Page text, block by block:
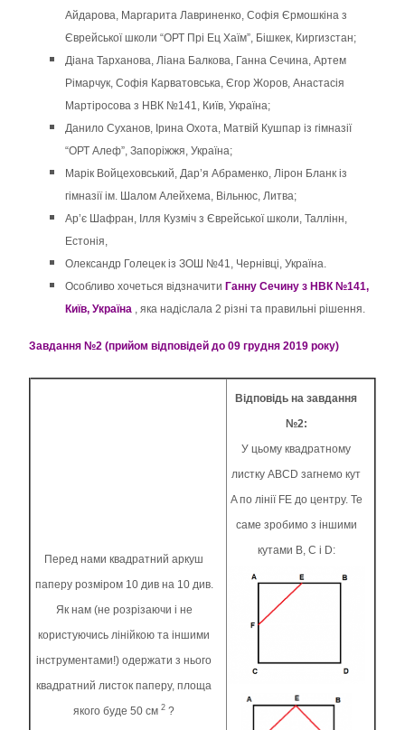
Айдарова, Маргарита Лавриненко, Софія Єрмошкіна з
Єврейської школи “ОРТ Прі Ец Хаїм”, Бішкек, Киргизстан;
Діана Тарханова, Ліана Балкова, Ганна Сечина, Артем
Рімарчук, Софія Карватовська, Єгор Жоров, Анастасія
Мартіросова з НВК №141, Київ, Україна;
Данило Суханов, Ірина Охота, Матвій Кушпар із гімназії
“ОРТ Алеф”, Запоріжжя, Україна;
Марік Войцеховський, Дар’я Абраменко, Лірон Бланк із
гімназії ім. Шалом Алейхема, Вільнюс, Литва;
Ар’є Шафран, Ілля Кузміч з Єврейської школи, Таллінн,
Естонія,
Олександр Голецек із ЗОШ №41, Чернівці, Україна.
Особливо хочеться відзначити Ганну Сечину з НВК №141,
Київ, Україна , яка надіслала 2 різні та правильні рішення.
Завдання №2 (прийом відповідей до 09 грудня 2019 року)
Перед нами квадратний аркуш
паперу розміром 10 див на 10 див.
Як нам (не розрізаючи і не
користуючись лінійкою та іншими
інструментами!) одержати з нього
квадратний листок паперу, площа
якого буде 50 см 2 ?
Відповідь на завдання
№2:
У цьому квадратному
листку ABCD загнемо кут
A по лінії FE до центру. Те
саме зробимо з іншими
кутами B, C і D: